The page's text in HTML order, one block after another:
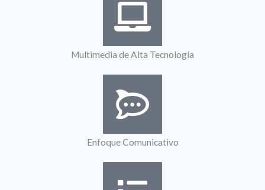
Multimedia de Alta Tecnología
Enfoque Comunicativo